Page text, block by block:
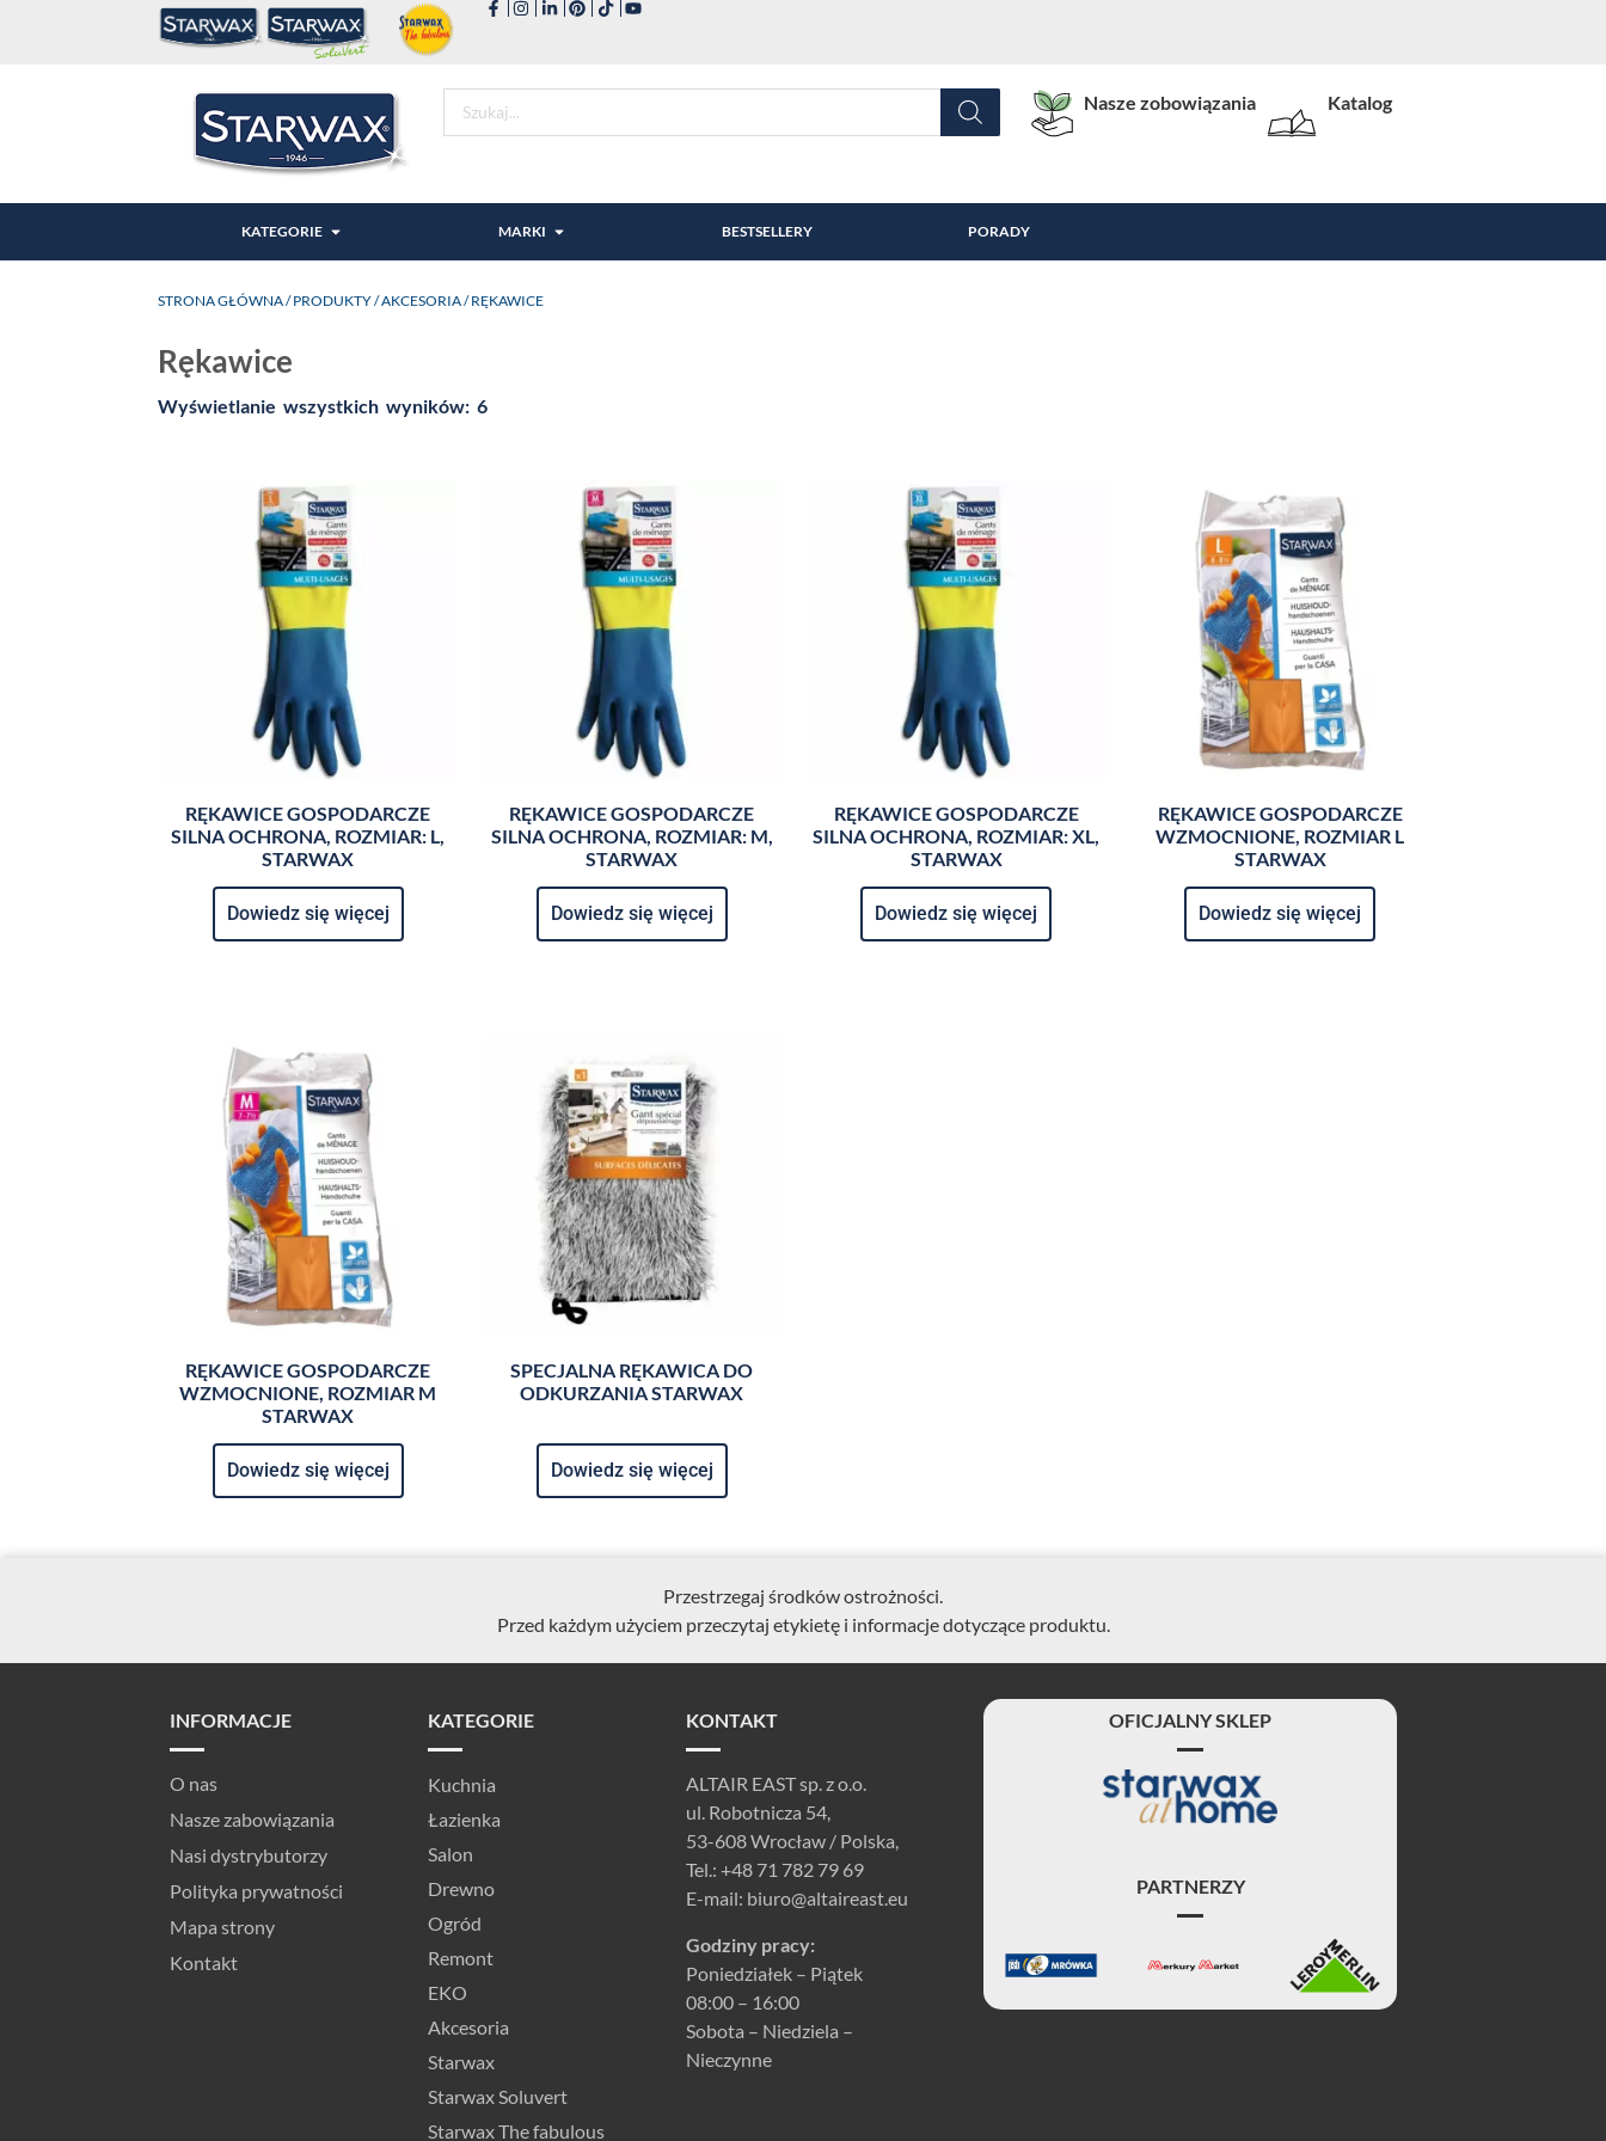
Nasze zobowiązania Katalog
KATEGORIE MARKI BESTSELLERY PORADY
STRONA GŁÓWNA/PRODUKTY/AKCESORIA/ RĘKAWICE
Rękawice
Wyświetlanie wszystkich wyników: 6
RĘKAWICE GOSPODARCZE
SILNA OCHRONA, ROZMIAR: L,
STARWAX
Dowiedz się więcej
RĘKAWICE GOSPODARCZE
SILNA OCHRONA, ROZMIAR: M,
STARWAX
Dowiedz się więcej
RĘKAWICE GOSPODARCZE
SILNA OCHRONA, ROZMIAR: XL,
STARWAX
Dowiedz się więcej
RĘKAWICE GOSPODARCZE
WZMOCNIONE, ROZMIAR L
STARWAX
Dowiedz się więcej
RĘKAWICE GOSPODARCZE
WZMOCNIONE, ROZMIAR M
STARWAX
Dowiedz się więcej
SPECJALNA RĘKAWICA DO
ODKURZANIA STARWAX
Dowiedz się więcej
Przestrzegaj środków ostrożności.
Przed każdym użyciem przeczytaj etykietę i informacje dotyczące produktu.
INFORMACJE
O nas
Nasze zabowiązania
Nasi dystrybutorzy
Polityka prywatności
Mapa strony
Kontakt
KATEGORIE
Kuchnia
Łazienka
Salon
Drewno
Ogród
Remont
EKO
Akcesoria
Starwax
Starwax Soluvert
Starwax The fabulous
KONTAKT
ALTAIR EAST sp. z o.o.
ul. Robotnicza 54,
53-608 Wrocław / Polska,
Tel.: +48 71 782 79 69
E-mail: biuro@altaireast.eu
Godziny pracy:
Poniedziałek – Piątek
08:00 – 16:00
Sobota – Niedziela –
Nieczynne
OFICJALNY SKLEP
PARTNERZY